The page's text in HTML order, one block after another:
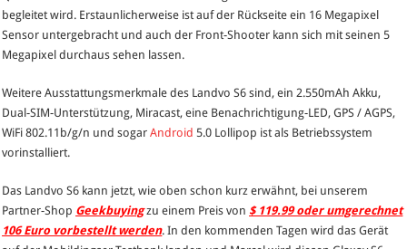
begleitet wird. Erstaunlicherweise ist auf der Rückseite ein 16 Megapixel
Sensor untergebracht und auch der Front-Shooter kann sich mit seinen 5
Megapixel durchaus sehen lassen.
Weitere Ausstattungsmerkmale des Landvo S6 sind, ein 2.550mAh Akku,
Dual-SIM-Unterstützung, Miracast, eine Benachrichtigung-LED, GPS / AGPS,
WiFi 802.11b/g/n und sogarAndroid 5.0 Lollipop ist als Betriebssystem
vorinstalliert.
Das Landvo S6 kann jetzt, wie oben schon kurz erwähnt, bei unserem
Partner-Shop Geekbuyingzu einem Preis von $ 119.99 oder umgerechnet
106 Euro vorbestellt werden. In den kommenden Tagen wird das Gerät